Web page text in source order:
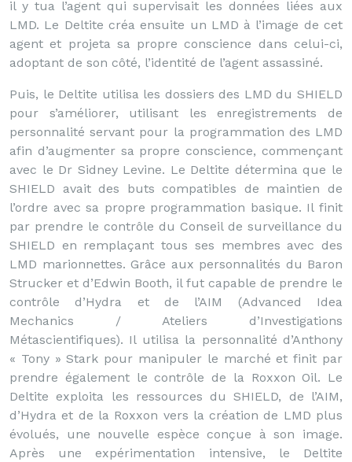
il y tua l’agent qui supervisait les données liées aux
LMD. Le Deltite créa ensuite un LMD à l’image de cet
agent et projeta sa propre conscience dans celui-ci,
adoptant de son côté, l’identité de l’agent assassiné.
Puis, le Deltite utilisa les dossiers des LMD du SHIELD
pour s’améliorer, utilisant les enregistrements de
personnalité servant pour la programmation des LMD
afin d’augmenter sa propre conscience, commençant
avec le Dr Sidney Levine. Le Deltite détermina que le
SHIELD avait des buts compatibles de maintien de
l’ordre avec sa propre programmation basique. Il finit
par prendre le contrôle du Conseil de surveillance du
SHIELD en remplaçant tous ses membres avec des
LMD marionnettes. Grâce aux personnalités du Baron
Strucker et d’Edwin Booth, il fut capable de prendre le
contrôle d’Hydra et de l’AIM (Advanced Idea
Mechanics / Ateliers d’Investigations
Métascientifiques). Il utilisa la personnalité d’Anthony
« Tony » Stark pour manipuler le marché et finit par
prendre également le contrôle de la Roxxon Oil. Le
Deltite exploita les ressources du SHIELD, de l’AIM,
d’Hydra et de la Roxxon vers la création de LMD plus
évolués, une nouvelle espèce conçue à son image.
Après une expérimentation intensive, le Deltite